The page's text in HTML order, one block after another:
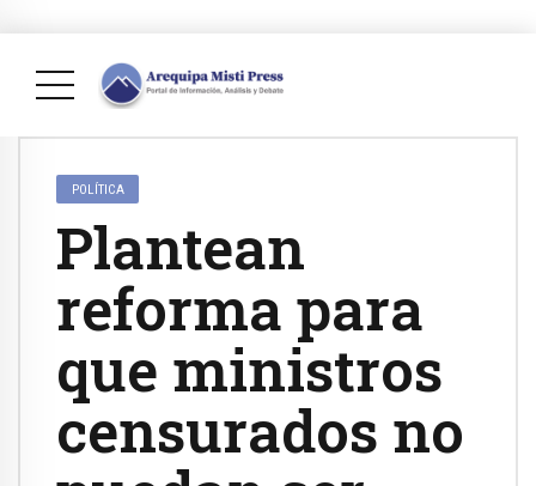
POLÍTICA
Plantean
reforma para
que ministros
censurados no